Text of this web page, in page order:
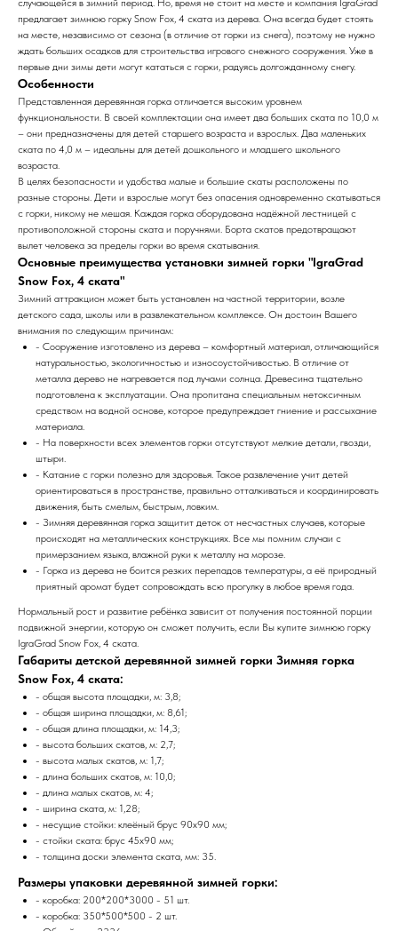
случающейся в зимний период. Но, время не стоит на месте и компания IgraGrad
предлагает зимнюю горку Snow Fox, 4 ската из дерева. Она всегда будет стоять
на месте, независимо от сезона (в отличие от горки из снега), поэтому не нужно
ждать больших осадков для строительства игрового снежного сооружения. Уже в
первые дни зимы дети могут кататься с горки, радуясь долгожданному снегу.
Особенности
Представленная деревянная горка отличается высоким уровнем
функциональности. В своей комплектации она имеет два больших ската по 10,0 м
– они предназначены для детей старшего возраста и взрослых. Два маленьких
ската по 4,0 м – идеальны для детей дошкольного и младшего школьного
возраста.
В целях безопасности и удобства малые и большие скаты расположены по
разные стороны. Дети и взрослые могут без опасения одновременно скатываться
с горки, никому не мешая. Каждая горка оборудована надёжной лестницей с
противоположной стороны ската и поручнями. Борта скатов предотвращают
вылет человека за пределы горки во время скатывания.
Основные преимущества установки зимней горки "IgraGrad
Snow Fox, 4 ската"
Зимний аттракцион может быть установлен на частной территории, возле
детского сада, школы или в развлекательном комплексе. Он достоин Вашего
внимания по следующим причинам:
- Сооружение изготовлено из дерева – комфортный материал, отличающийся
натуральностью, экологичностью и износоустойчивостью. В отличие от
металла дерево не нагревается под лучами солнца. Древесина тщательно
подготовлена к эксплуатации. Она пропитана специальным нетоксичным
средством на водной основе, которое предупреждает гниение и рассыхание
материала.
- На поверхности всех элементов горки отсутствуют мелкие детали, гвозди,
штыри.
- Катание с горки полезно для здоровья. Такое развлечение учит детей
ориентироваться в пространстве, правильно отталкиваться и координировать
движения, быть смелым, быстрым, ловким.
- Зимняя деревянная горка защитит деток от несчастных случаев, которые
происходят на металлических конструкциях. Все мы помним случаи с
примерзанием языка, влажной руки к металлу на морозе.
- Горка из дерева не боится резких перепадов температуры, а её природный
приятный аромат будет сопровождать всю прогулку в любое время года.
Нормальный рост и развитие ребёнка зависит от получения постоянной порции
подвижной энергии, которую он сможет получить, если Вы купите зимнюю горку
IgraGrad Snow Fox, 4 ската.
Габариты детской деревянной зимней горки Зимняя горка
Snow Fox, 4 ската:
- общая высота площадки, м: 3,8;
- общая ширина площадки, м: 8,61;
- общая длина площадки, м: 14,3;
- высота больших скатов, м: 2,7;
- высота малых скатов, м: 1,7;
- длина больших скатов, м: 10,0;
- длина малых скатов, м: 4;
- ширина ската, м: 1,28;
- несущие стойки: клеёный брус 90х90 мм;
- стойки ската: брус 45х90 мм;
- толщина доски элемента ската, мм: 35.
Размеры упаковки деревянной зимней горки:
- коробка: 200*200*3000 - 51 шт.
- коробка: 350*500*500 - 2 шт.